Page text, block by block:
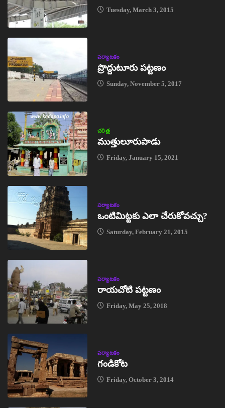
Tuesday, March 3, 2015
పర్యాటకం
ప్రొద్దుటూరు పట్టణం
Sunday, November 5, 2017
చరిత్ర
ముత్తులూరుపాడు
Friday, January 15, 2021
పర్యాటకం
ఒంటిమిట్టకు ఎలా చేరుకోవచ్చు?
Saturday, February 21, 2015
పర్యాటకం
రాయచోటి పట్టణం
Friday, May 25, 2018
పర్యాటకం
గండికోట
Friday, October 3, 2014